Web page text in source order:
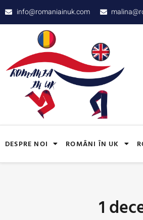
info@romaniainuk.com
DESPRE NOI ROMÂNI ÎN UK
1